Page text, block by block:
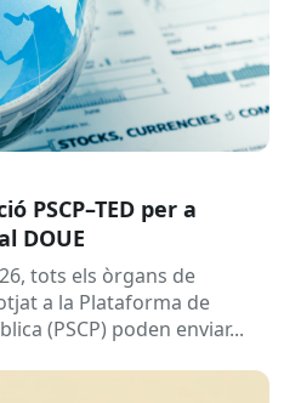
PSCP–TED per a
DOUE
tots els òrgans de
a la Plataforma de
(PSCP) poden enviar...